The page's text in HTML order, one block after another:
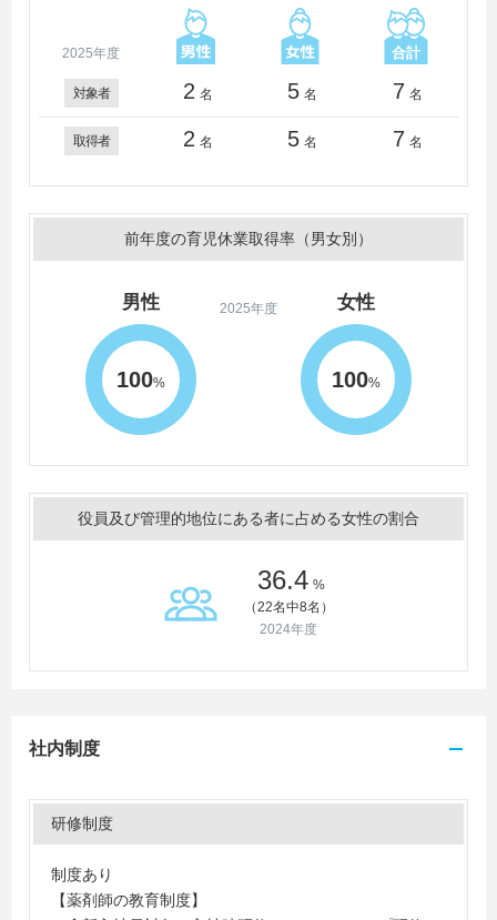
2025年度
対象者 2 名 5 名 7 名
取得者 2 名 5 名 7 名
前年度の育児休業取得率（男女別）
2025年度
男性
100%
女性
100%
役員及び管理的地位にある者に占める女性の割合
36.4 %
（22名中8名）
2024年度
社内制度
研修制度
制度あり
【薬剤師の教育制度】